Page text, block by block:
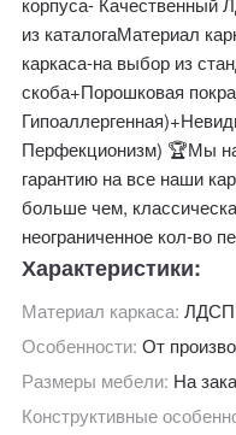
из каталогаМатериал
каркаса-на выбор из
скоба+Порошковая
Перфекционизм) 🏆Мы
гарантию на все наши
больше чем,
неограниченное кол-во
Характеристики:
Материал каркаса:ЛДСП
Особенности:От
Размеры мебели: На
Конструктивные